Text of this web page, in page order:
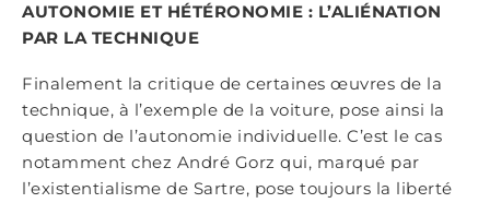
AUTONOMIE ET HÉTÉRONOMIE : L’ALIÉNATION
PAR LA TECHNIQUE
Finalement la critique de certaines œuvres de la
technique, à l’exemple de la voiture, pose ainsi la
question de l’autonomie individuelle. C’est le cas
notamment chez André Gorz qui, marqué par
l’existentialisme de Sartre, pose toujours la liberté